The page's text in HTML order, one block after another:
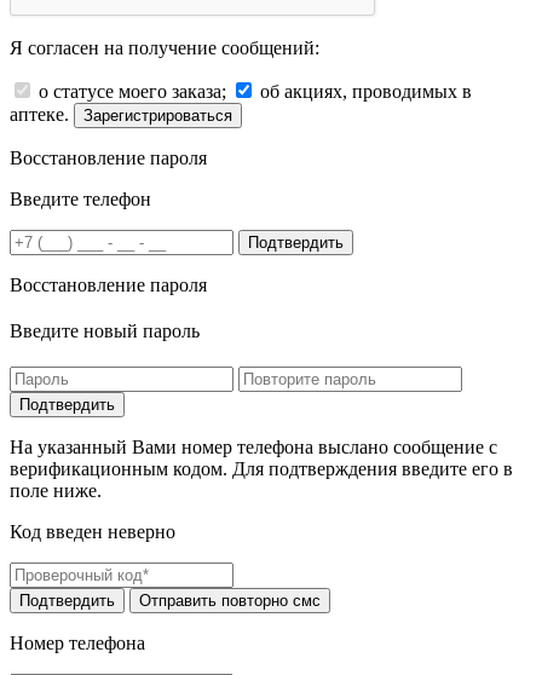
Я согласен на получение сообщений:
о статусе моего заказа;
об акциях, проводимых в
аптеке.
Зарегистрироваться
Восстановление пароля
Введите телефон
Подтвердить
Восстановление пароля
Введите новый пароль
На указанный Вами номер телефона выслано сообщение с
верификационным кодом. Для подтверждения введите его в
поле ниже.
Код введен неверно
Номер телефона